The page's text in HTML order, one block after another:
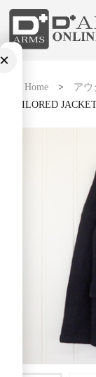
Home> アウ
TAILORED
×